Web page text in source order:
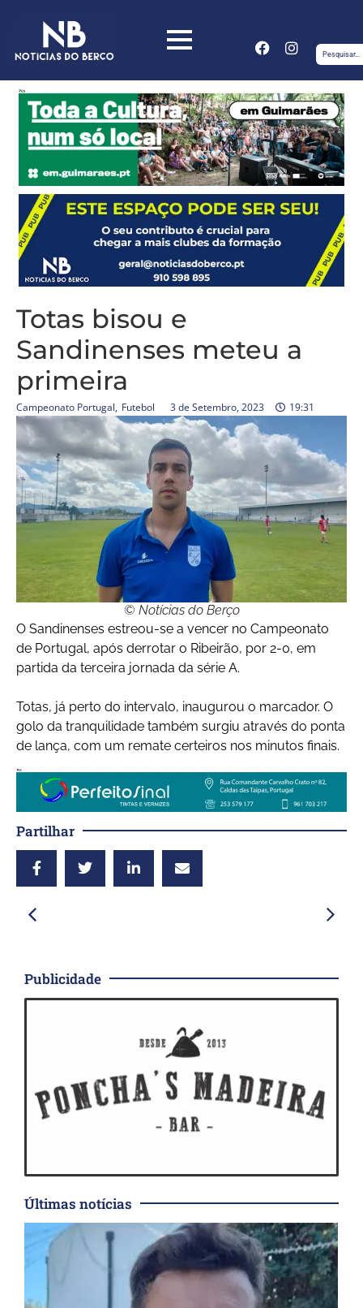
Totas bisou e
Sandinenses meteu a
primeira
Campeonato Portugal, Futebol 3 de Setembro, 2023 19:31
© Notícias do Berço
O Sandinenses estreou-se a vencer no Campeonato
de Portugal, após derrotar o Ribeirão, por 2-0, em
partida da terceira jornada da série A.
Totas, já perto do intervalo, inaugurou o marcador. O
golo da tranquilidade também surgiu através do ponta
de lança, com um remate certeiros nos minutos finais.
Partilhar
Publicidade
Últimas notícias